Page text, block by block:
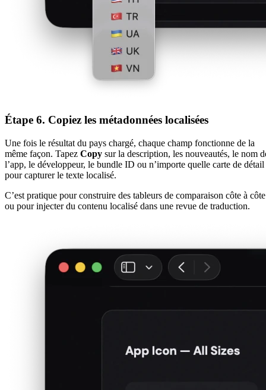
Étape 6. Copiez les métadonnées localisées
Une fois le résultat du pays chargé, chaque champ fonctionne de la
même façon. Tapez Copy sur la description, les nouveautés, le nom
l’app, le développeur, le bundle ID ou n’importe quelle carte de détail
pour capturer le texte localisé.
C’est pratique pour construire des tableurs de comparaison côte à côte
ou pour injecter du contenu localisé dans une revue de traduction.